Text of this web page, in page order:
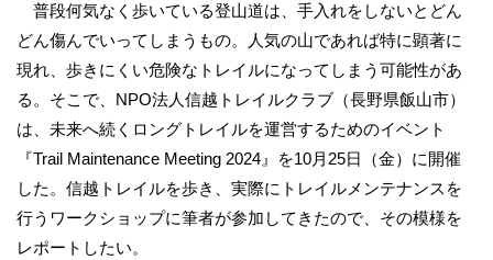
普段何気なく歩いている登山道は、手入れをしないとどん
どん傷んでいってしまうもの。人気の山であれば特に顕著に
現れ、歩きにくい危険なトレイルになってしまう可能性があ
る。そこで、NPO法人信越トレイルクラブ（長野県飯山市）
は、未来へ続くロングトレイルを運営するためのイベント
『Trail Maintenance Meeting 2024』を10月25日（金）に開催
した。信越トレイルを歩き、実際にトレイルメンテナンスを
行うワークショップに筆者が参加してきたので、その模様を
レポートしたい。